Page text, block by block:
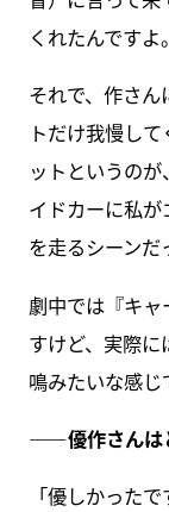
くれたんですよ。
それで、作さ
トだけ我慢し
ットというの
イドカーに私
を走るシーンだ
劇中では『キャ
すけど、実際
鳴みたいな感じ
――優作さんは
「優しかった